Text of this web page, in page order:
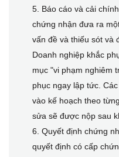
5. Báo cáo và cải
chứng nhận đưa ra
vấn đề và thiếu sót và
Doanh nghiệp khắc
mục "vi phạm nghiêm
phục ngay lập tức.
vào kế hoạch theo
sửa sẽ được nộp sau
6. Quyết định chứng
quyết định có cấp